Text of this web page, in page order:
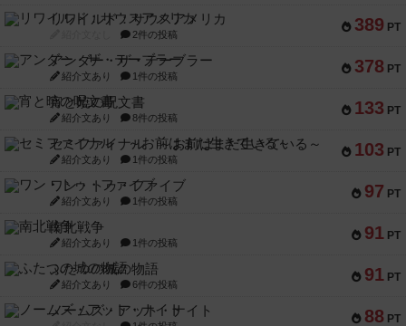
389 PT
リワイルド：サウスアメリカ
2件の投稿
378 PT
アンダー・ザ・テーブラー
紹介文あり 1件の投稿
133 PT
宵と暁の呪文書
紹介文あり 8件の投稿
103 PT
セミファイナル ～お前はまだ生きている～
紹介文あり 1件の投稿
97 PT
ワン・トゥ・ファイブ
紹介文あり 1件の投稿
91 PT
南北戦争
紹介文あり 1件の投稿
91 PT
ふたつの城の物語
紹介文あり 6件の投稿
88 PT
ノームズ・アット・ナイト